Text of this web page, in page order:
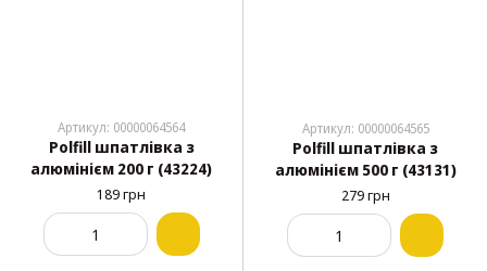
Артикул: 00000064564
Polfill шпатлівка з
алюмінієм 200 г (43224)
189 грн
Артикул: 00000064565
Polfill шпатлівка з
алюмінієм 500 г (43131)
279 грн